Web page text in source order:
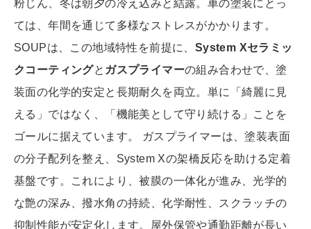
粉じん、冬は朝夕の冷え込みと結露。車の塗装にとっ
ては、年間を通じて多様なストレスがかかります。
SOUPは、この地域特性を前提に、 System Xセラミッ
クコーティングと ガスプライマーの組み合わせで、塗
装面の化学的安定と長期耐久を両立。単に「綺麗に見
える」ではなく、「機能美として守り続ける」ことを
ゴールに据えています。 ガスプライマーは、塗装表面
の分子配列を整え、System Xの架橋反応を助ける定着
基盤です。これにより、被膜の一体化が進み、光学的
な艶の深み、撥水角の持続、化学耐性、スクラッチの
抑制性能が安定化します。屋外保管や通勤距離が長い